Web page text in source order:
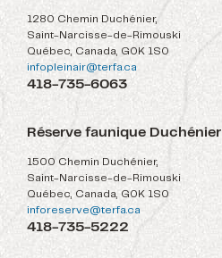
1280 Chemin Duchénier,
Saint-Narcisse-de-Rimouski
Québec, Canada, G0K 1S0
infopleinair@terfa.ca
418-735-6063
Réserve faunique Duchénier
1500 Chemin Duchénier,
Saint-Narcisse-de-Rimouski
Québec, Canada, G0K 1S0
inforeserve@terfa.ca
418-735-5222